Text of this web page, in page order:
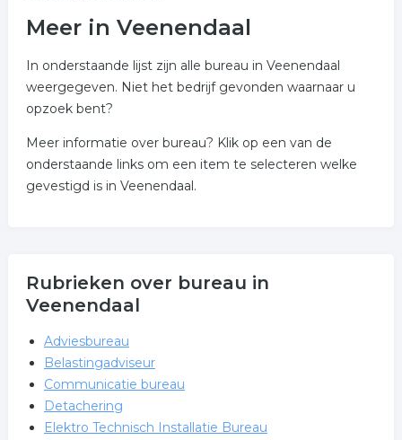
Meer in Veenendaal
In onderstaande lijst zijn alle bureau in Veenendaal
weergegeven. Niet het bedrijf gevonden waarnaar u
opzoek bent?
Meer informatie over bureau? Klik op een van de
onderstaande links om een item te selecteren welke
gevestigd is in Veenendaal.
Rubrieken over bureau in
Veenendaal
Adviesbureau
Belastingadviseur
Communicatie bureau
Detachering
Elektro Technisch Installatie Bureau